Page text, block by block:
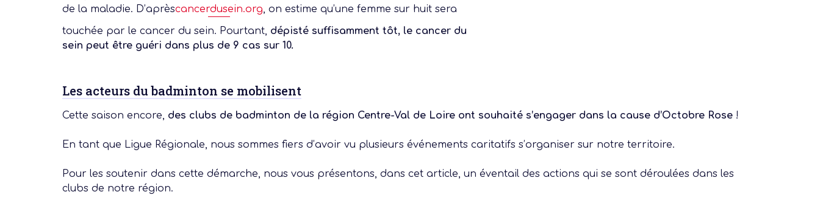
Notre dernière actu :
Assemblée Générale
2026
de la maladie. D’aprèscancerdusein.org, on estime qu’une femme sur huit sera
touchée par le cancer du sein. Pourtant, dépisté suffisamment tôt, le cancer du
sein peut être guéri dans plus de 9 cas sur 10.
Les acteurs du badminton se mobilisent
Cette saison encore, des clubs de badminton de la région Centre-Val de Loire ont souhaité s’engager dans la cause d’Octobre Rose !
En tant que Ligue Régionale, nous sommes fiers d’avoir vu plusieurs événements caritatifs s’organiser sur notre territoire.
Pour les soutenir dans cette démarche, nous vous présentons, dans cet article, un éventail des actions qui se sont déroulées dans les
clubs de notre région.